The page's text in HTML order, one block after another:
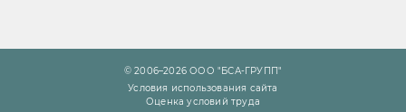
© 2006–2026 ООО "БСА-ГРУПП"
Условия использования сайта
Оценка условий труда